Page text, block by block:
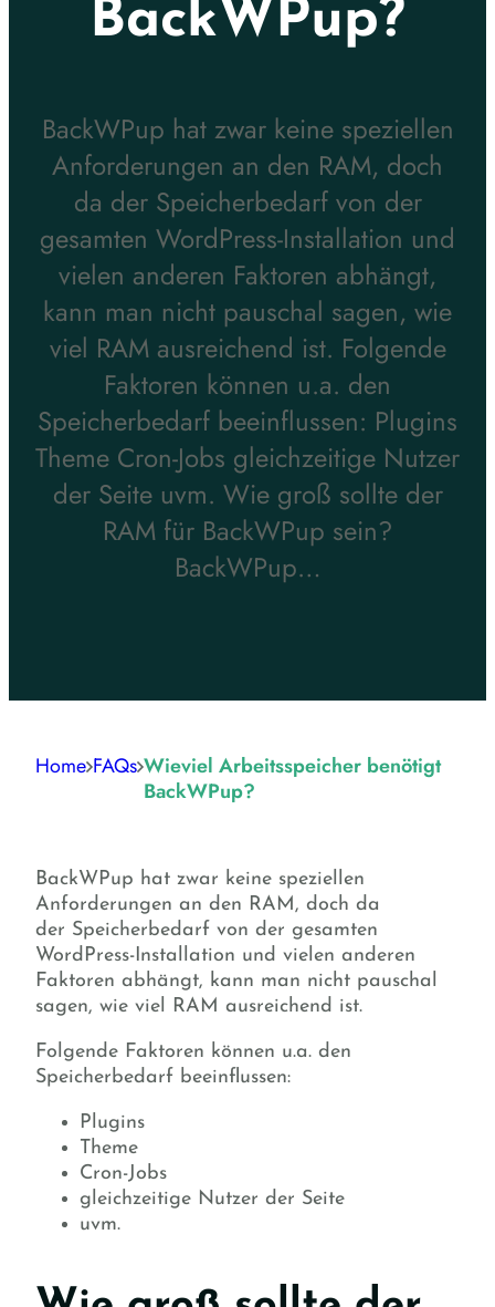
BackWPup?
BackWPup hat zwar keine speziellen
Anforderungen an den RAM, doch
da der Speicherbedarf von der
gesamten WordPress-Installation und
vielen anderen Faktoren abhängt,
kann man nicht pauschal sagen, wie
viel RAM ausreichend ist. Folgende
Faktoren können u.a. den
Speicherbedarf beeinflussen: Plugins
Theme Cron-Jobs gleichzeitige Nutzer
der Seite uvm. Wie groß sollte der
RAM für BackWPup sein?
BackWPup…
Home FAQs Wieviel Arbeitsspeicher benötigt
BackWPup?
BackWPup hat zwar keine speziellen
Anforderungen an den RAM, doch da
der Speicherbedarf von der gesamten
WordPress-Installation und vielen anderen
Faktoren abhängt, kann man nicht pauschal
sagen, wie viel RAM ausreichend ist.
Folgende Faktoren können u.a. den
Speicherbedarf beeinflussen:
Plugins
Theme
Cron-Jobs
gleichzeitige Nutzer der Seite
uvm.